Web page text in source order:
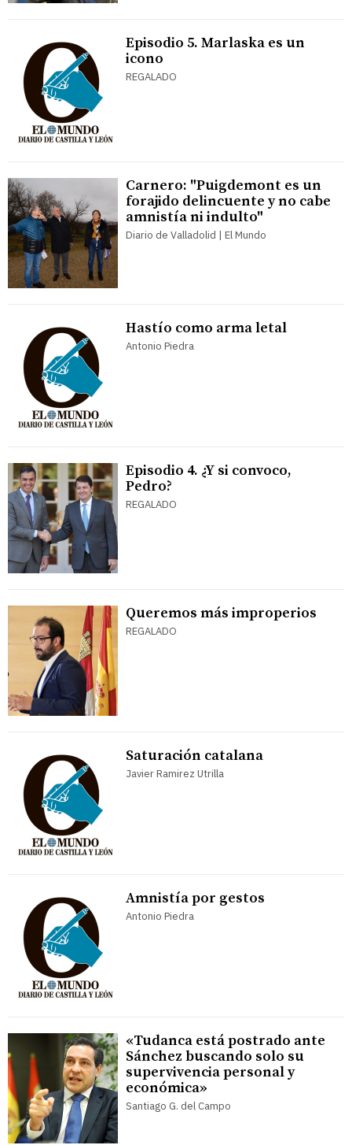
Episodio 5. Marlaska es un
icono
REGALADO
Carnero: "Puigdemont es un
forajido delincuente y no cabe
amnistía ni indulto"
Diario de Valladolid | El Mundo
Hastío como arma letal
Antonio Piedra
Episodio 4. ¿Y si convoco,
Pedro?
REGALADO
Queremos más improperios
REGALADO
Saturación catalana
Javier Ramirez Utrilla
Amnistía por gestos
Antonio Piedra
«Tudanca está postrado ante
Sánchez buscando solo su
supervivencia personal y
económica»
Santiago G. del Campo